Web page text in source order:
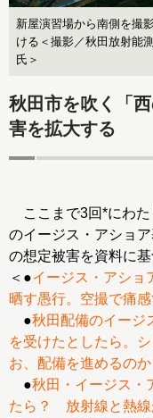
新屋演習場から南側を撮
ける＜撮影／秋田放射能
氏＞
秋田市を吹く「
害を拡大する
ここまで3回*にわた
のイージス・アショ
の想定被害を資料に
＜●イージス・アショ
晒す愚行。空撮で痛
●秋田配備のイージ
を受けたとしたら。
お、配備を進めるのか
●秋田・イージス・
たら？ 放射線と熱線